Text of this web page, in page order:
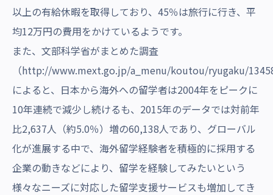
以上の有給休暇を取得しており、45％は旅行に行き、平
均12万円の費用をかけているようです。
また、文部科学省がまとめた調査
（http://www.mext.go.jp/a_menu/koutou/ryugaku/
によると、日本から海外への留学者は2004年をピークに
10年連続で減少し続けるも、2015年のデータでは対前年
比2,637人（約5.0％）増の60,138人であり、グローバル
化が進展する中で、海外留学経験者を積極的に採用する
企業の動きなどにより、留学を経験してみたいという
様々なニーズに対応した留学支援サービスも増加してき